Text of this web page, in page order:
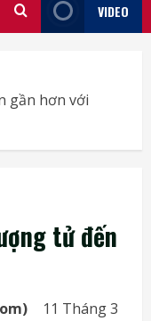
VIDEO
gần hơn với
tử đến
11 Tháng 3